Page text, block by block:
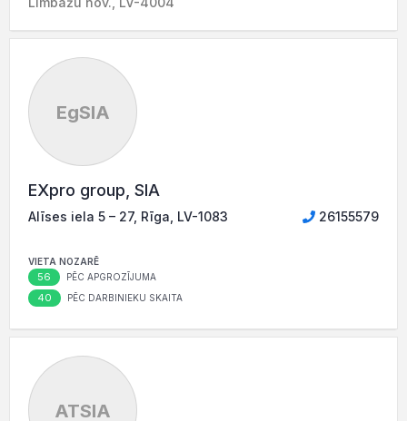
EgSIA
EXpro group, SIA
Alīses iela 5 – 27, Rīga, LV-1083 26155579
VIETA NOZARĒ
56 PĒC APGROZĪJUMA
40 PĒC DARBINIEKU SKAITA
ATSIA